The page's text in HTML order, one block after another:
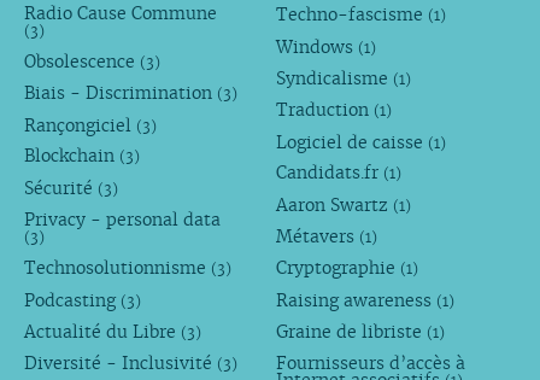
Radio Cause Commune
(3)
Obsolescence (3)
Biais - Discrimination (3)
Rançongiciel (3)
Blockchain (3)
Sécurité (3)
Privacy - personal data
(3)
Technosolutionnisme (3)
Podcasting (3)
Actualité du Libre (3)
Diversité - Inclusivité (3)
Techno-fascisme (1)
Windows (1)
Syndicalisme (1)
Traduction (1)
Logiciel de caisse (1)
Candidats.fr (1)
Aaron Swartz (1)
Métavers (1)
Cryptographie (1)
Raising awareness (1)
Graine de libriste (1)
Fournisseurs d’accès à